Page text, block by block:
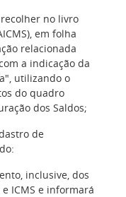
no livro
em folha
relacionada
a indicação da
utilizando o
do quadro
dos Saldos;
de
inclusive, dos
ICMS e informará